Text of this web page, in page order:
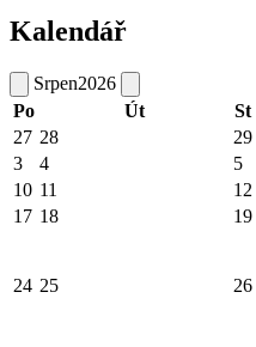
Kalendář
Srpen2026
Po
Út St
27 28 29
3
4 5
10 11 12
17 18 19
24 25 26